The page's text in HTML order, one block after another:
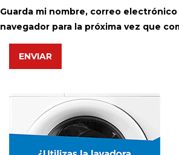
Guarda mi nombre, correo
navegador para la próxima vez que
ENVIAR